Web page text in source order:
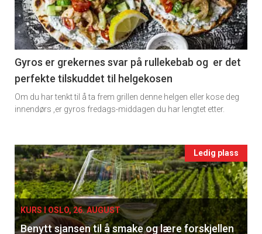
-
section
11
Ukens
vin
Gyros er grekernes svar på rullekebab og er det
perfekte tilskuddet til helgekosen
Om du har tenkt til å ta frem grillen denne helgen eller kose deg
innendørs ,er gyros fredags-middagen du har lengtet etter.
Events
single
Ledig plass
KURS I OSLO, 26. AUGUST
Benytt sjansen til å smake og lære forskjellen